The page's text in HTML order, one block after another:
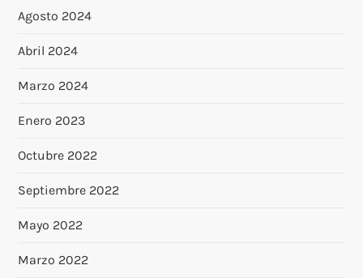
Agosto 2024
Abril 2024
Marzo 2024
Enero 2023
Octubre 2022
Septiembre 2022
Mayo 2022
Marzo 2022